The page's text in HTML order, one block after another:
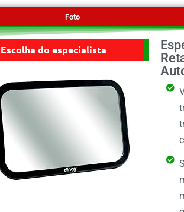
Foto
Escolha do especialista